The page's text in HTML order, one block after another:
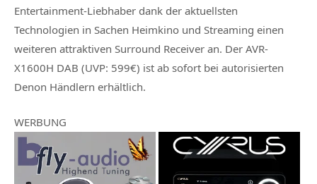
Entertainment-Liebhaber dank der aktuellsten
Technologien in Sachen Heimkino und Streaming einen
weiteren attraktiven Surround Receiver an. Der AVR-
X1600H DAB (UVP: 599€) ist ab sofort bei autorisierten
Denon Händlern erhältlich.
WERBUNG